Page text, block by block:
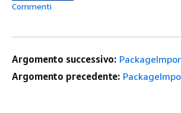
Commenti
Argomento successivo:
Argomento precedente: